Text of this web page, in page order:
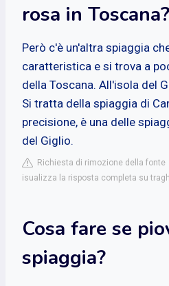
rosa in Toscana?
Però c'è un'altra spiaggia
caratteristica e si trova a
della Toscana. All'isola del
Si tratta della spiaggia di
precisione, è una delle
del Giglio.
Richiesta di rimozione della fonte
isualizza la risposta completa su
Cosa fare se
spiaggia?